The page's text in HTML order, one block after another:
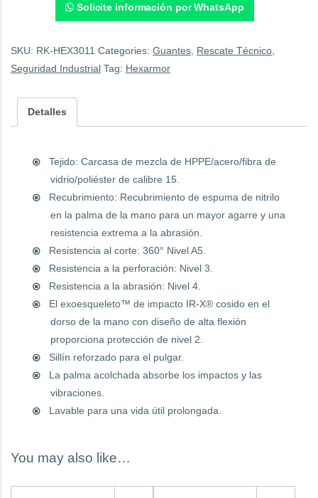
Solicite información por WhatsApp
SKU: RK-HEX3011 Categories: Guantes Rescate Técnico
Seguridad Industrial Tag: Hexarmor
Detalles
Tejido: Carcasa de mezcla de HPPE/acero/fibra de
vidrio/poliéster de calibre 15.
Recubrimiento: Recubrimiento de espuma de nitrilo
en la palma de la mano para un mayor agarre y una
resistencia extrema a la abrasión.
Resistencia al corte: 360° Nivel A5.
Resistencia a la perforación: Nivel 3.
Resistencia a la abrasión: Nivel 4.
El exoesqueleto™ de impacto IR-X® cosido en el
dorso de la mano con diseño de alta flexión
proporciona protección de nivel 2.
Sillín reforzado para el pulgar.
La palma acolchada absorbe los impactos y las
vibraciones.
Lavable para una vida útil prolongada.
You may also like…